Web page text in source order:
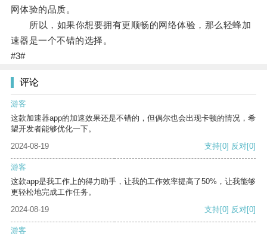
网体验的品质。
所以，如果你想要拥有更顺畅的网络体验，那么轻蜂加
速器是一个不错的选择。
#3#
评论
游客
这款加速器app的加速效果还是不错的，但偶尔也会出现卡顿的情况，希
望开发者能够优化一下。
2024-08-19
支持[0] 反对[0]
游客
这款app是我工作上的得力助手，让我的工作效率提高了50%，让我能够
更轻松地完成工作任务。
2024-08-19
支持[0] 反对[0]
游客